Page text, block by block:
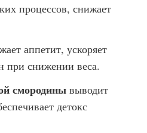
процессов, снижает
аппетит, ускоряет
при снижении веса.
смородины выводит
детокс